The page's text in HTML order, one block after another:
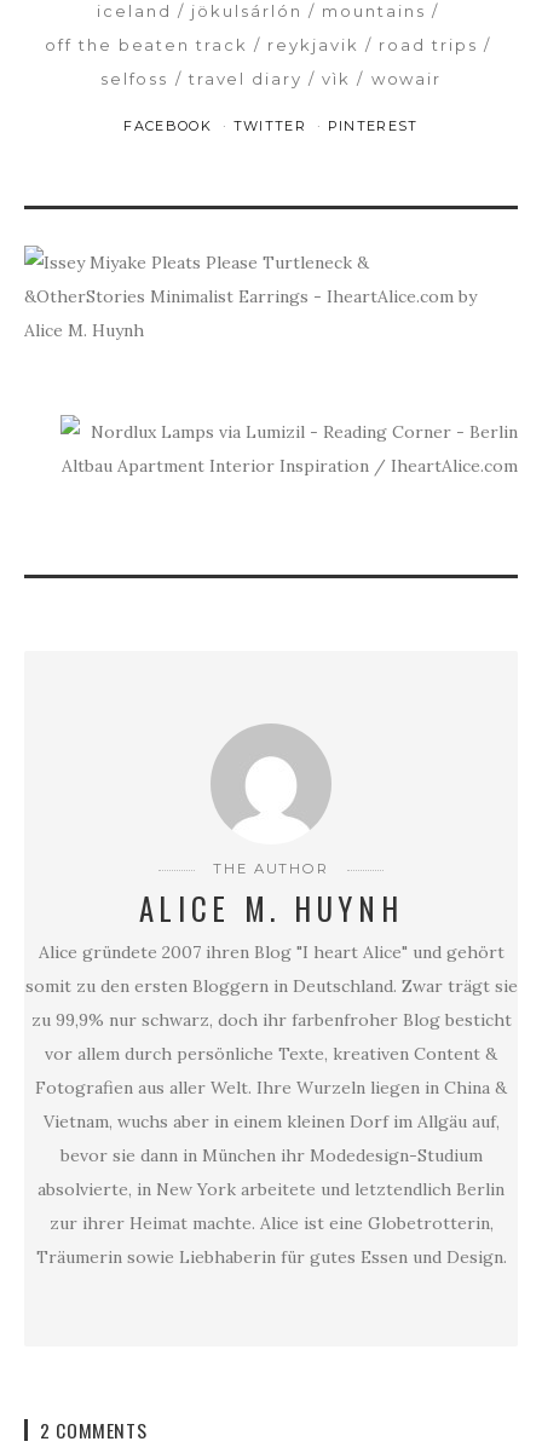
iceland
jökulsárlón
mountains
off the beaten track
reykjavik
road trips
selfoss
travel diary vìk wowair
FACEBOOK TWITTER PINTEREST
NEXT
READING
THE AUTHOR
ALICE M. HUYNH
Alice gründete 2007 ihren Blog "I heart Alice" und gehört
somit zu den ersten Bloggern in Deutschland. Zwar trägt sie
zu 99,9% nur schwarz, doch ihr farbenfroher Blog besticht
vor allem durch persönliche Texte, kreativen Content &
Fotografien aus aller Welt. Ihre Wurzeln liegen in China &
Vietnam, wuchs aber in einem kleinen Dorf im Allgäu auf,
bevor sie dann in München ihr Modedesign-Studium
absolvierte, in New York arbeitete und letztendlich Berlin
zur ihrer Heimat machte. Alice ist eine Globetrotterin,
Träumerin sowie Liebhaberin für gutes Essen und Design.
2 COMMENTS